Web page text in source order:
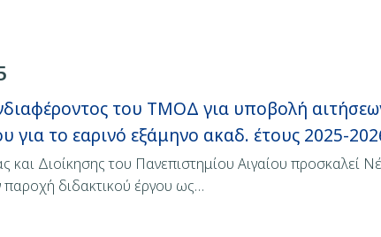
του ΤΜΟΔ για υποβολή
για το εαρινό εξάμηνο ακαδ. έτους 2025-
και Διοίκησης του Πανεπιστημίου Αιγαίου προσκαλεί
παροχή διδακτικού έργου ως…